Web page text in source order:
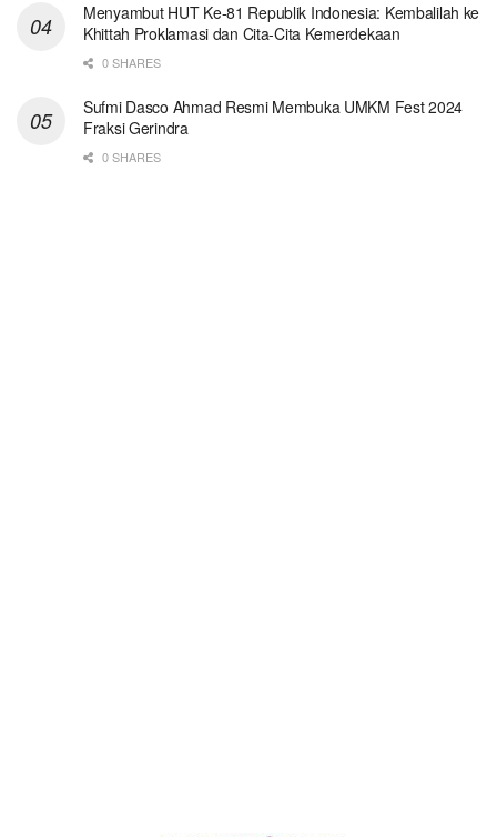
Menyambut HUT Ke-81 Republik Indonesia: Kembalilah ke
Khittah Proklamasi dan Cita-Cita Kemerdekaan
0 SHARES
Sufmi Dasco Ahmad Resmi Membuka UMKM Fest 2024
Fraksi Gerindra
0 SHARES